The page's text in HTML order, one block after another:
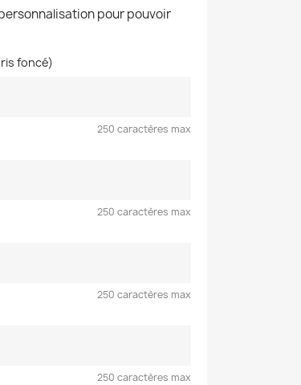
pour pouvoir
foncé)
250 caractères max
250 caractères max
250 caractères max
250 caractères max